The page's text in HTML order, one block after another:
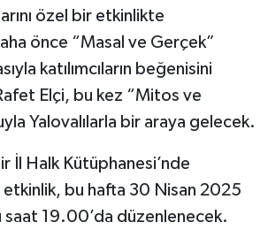
özel bir etkinlikte
önce “Masal ve Gerçek”
katılımcıların beğenisini
Elçi, bu kez “Mitos ve
Yalovalılarla bir araya gelecek.
İl Halk Kütüphanesi’nde
bu hafta 30 Nisan 2025
saat 19.00’da düzenlenecek.